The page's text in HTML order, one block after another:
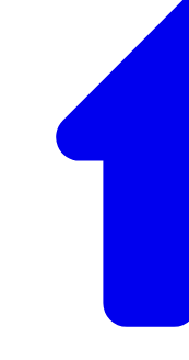
Découvrez notre
Notre
Mobilier
luxe, nous avons